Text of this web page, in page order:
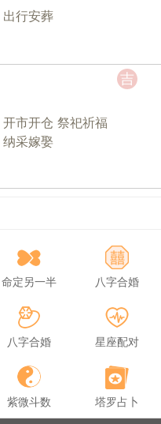
出行安葬
开市开仓 祭祀祈福
纳采嫁娶
吉
命定另一半 八字合婚
八字合婚 星座配对
紫微斗数 塔罗占卜